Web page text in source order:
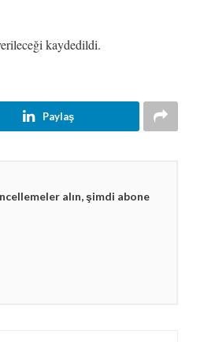
kaydedildi.
Paylaş
alın, şimdi abone